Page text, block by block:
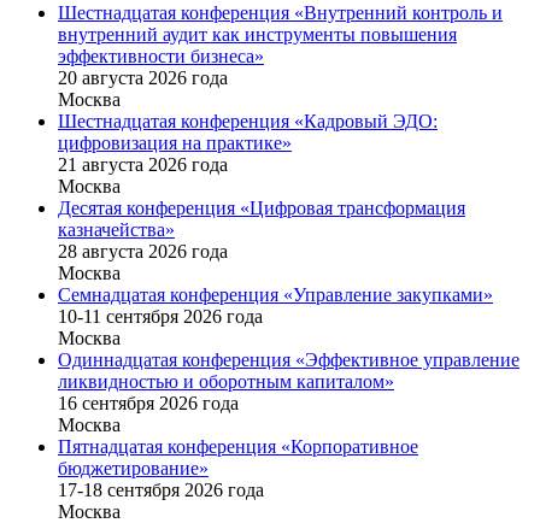
Шестнадцатая конференция «Внутренний контроль и
внутренний аудит как инструменты повышения
эффективности бизнеса»
20 августа 2026 года
Москва
Шестнадцатая конференция «Кадровый ЭДО:
цифровизация на практике»
21 августа 2026 года
Москва
Десятая конференция «Цифровая трансформация
казначейства»
28 августа 2026 года
Москва
Семнадцатая конференция «Управление закупками»
10-11 сентября 2026 года
Москва
Одиннадцатая конференция «Эффективное управление
ликвидностью и оборотным капиталом»
16 cентября 2026 года
Москва
Пятнадцатая конференция «Корпоративное
бюджетирование»
17-18 сентября 2026 года
Москва